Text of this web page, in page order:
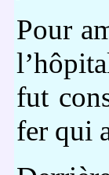
Pour
fut
fer qui